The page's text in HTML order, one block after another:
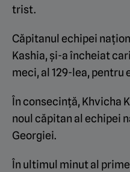
trist.
Căpitanul echipei
Kashia, și-a încheiat
meci, al 129-lea, pentru
În consecință, Khvicha
noul căpitan al echipei
Georgiei.
În ultimul minut al